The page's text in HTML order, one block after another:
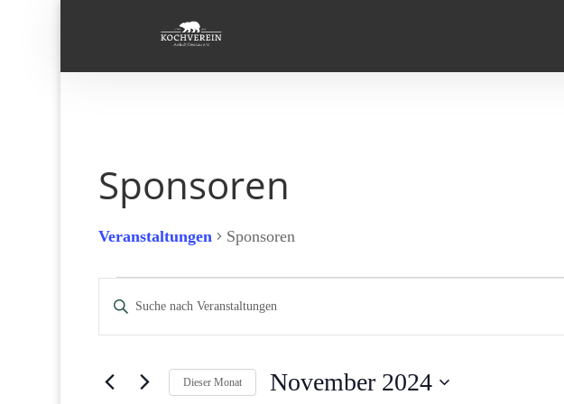
Sponsoren
Veranstaltungen Sponsoren
Veranstaltungen
Veranstaltungen
Suche
und
Navigation
Bitte
Suche
Dieser Monat November 2024